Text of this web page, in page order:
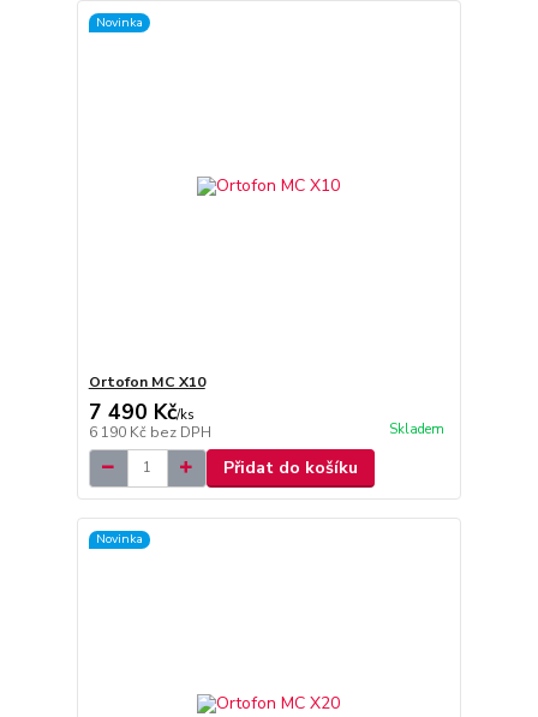
Novinka
Ortofon MC X10
7 490 Kč/ks
6 190 Kč bez DPH Skladem
Přidat do košíku
Novinka